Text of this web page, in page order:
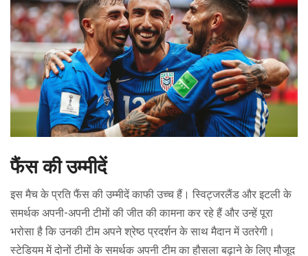
फैंस की उम्मीदें
इस मैच के प्रति फैंस की उम्मीदें काफी उच्च हैं। स्विट्जरलैंड और इटली के
समर्थक अपनी-अपनी टीमों की जीत की कामना कर रहे हैं और उन्हें पूरा
भरोसा है कि उनकी टीम अपने श्रेष्ठ प्रदर्शन के साथ मैदान में उतरेगी।
स्टेडियम में दोनों टीमों के समर्थक अपनी टीम का हौसला बढ़ाने के लिए मौजूद